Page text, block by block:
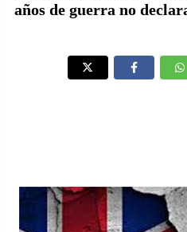
años de guerra no